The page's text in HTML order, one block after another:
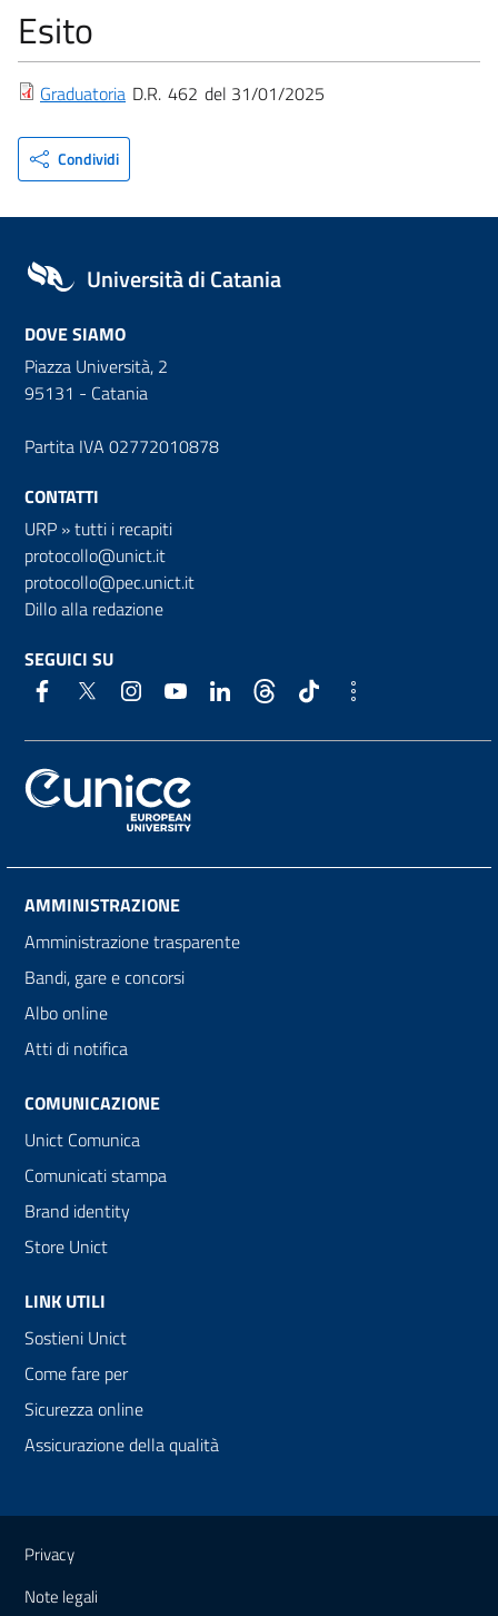
Esito
Graduatoria D.R. 462 31/01/2025
Condividi
Università di Catania
DOVE SIAMO
Piazza Università, 2
95131 - Catania
Partita IVA 02772010878
CONTATTI
URP »tutti i recapiti
protocollo@unict.it
protocollo@pec.unict.it
Dillo alla redazione
SEGUICI SU
AMMINISTRAZIONE
Amministrazione trasparente
Bandi, gare e concorsi
Albo online
Atti di notifica
COMUNICAZIONE
Unict Comunica
Comunicati stampa
Brand identity
Store Unict
LINK UTILI
Sostieni Unict
Come fare per
Sicurezza online
Assicurazione della qualità
Link e informazioni utili
Privacy
Note legali